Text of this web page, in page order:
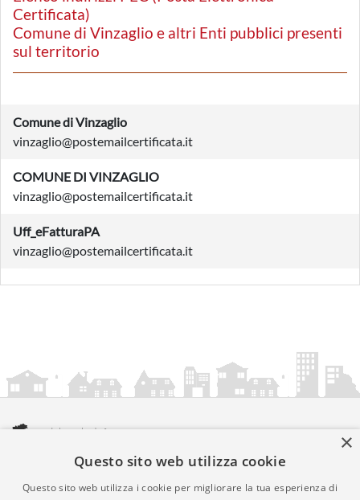
Certificata)
Comune di Vinzaglio e altri Enti pubblici presenti
sul territorio
Comune di Vinzaglio
vinzaglio@postemailcertificata.it
COMUNE DI VINZAGLIO
vinzaglio@postemailcertificata.it
Uff_eFatturaPA
vinzaglio@postemailcertificata.it
amministrazionicomunali.it è una iniziativa diartemedia.it
© Copyright MMXXIV - P.IVA 05400000724
×
Questo sito web utilizza cookie
Questo sito web utilizza i cookie per migliorare la tua esperienza di